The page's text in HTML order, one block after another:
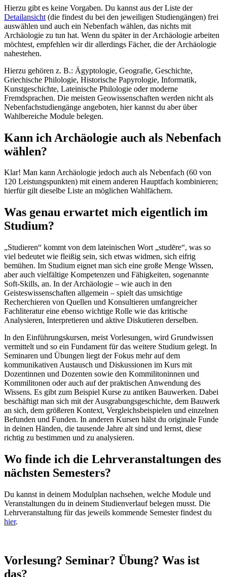
Hierzu gibt es keine Vorgaben. Du kannst aus der Liste der
Detailansicht (die findest du bei den jeweiligen Studiengängen) frei
auswählen und auch ein Nebenfach wählen, das nichts mit
Archäologie zu tun hat. Wenn du später in der Archäologie arbeiten
möchtest, empfehlen wir dir allerdings Fächer, die der Archäologie
nahestehen.
Hierzu gehören z. B.: Ägyptologie, Geografie, Geschichte,
Griechische Philologie, Historische Papyrologie, Informatik,
Kunstgeschichte, Lateinische Philologie oder moderne
Fremdsprachen. Die meisten Geowissenschaften werden nicht als
Nebenfachstudiengänge angeboten, hier kannst du aber über
Wahlbereiche Module belegen.
Kann ich Archäologie auch als Nebenfach
wählen?
Klar! Man kann Archäologie jedoch auch als Nebenfach (60 von
120 Leistungspunkten) mit einem anderen Hauptfach kombinieren;
hierfür gilt dieselbe Liste an möglichen Wahlfächern.
Was genau erwartet mich eigentlich im
Studium?
„Studieren“ kommt von dem lateinischen Wort „studēre“, was so
viel bedeutet wie fleißig sein, sich etwas widmen, sich eifrig
bemühen. Im Studium eignet man sich eine große Menge Wissen,
aber auch vielfältige Kompetenzen und Fähigkeiten, sogenannte
Soft-Skills, an. In der Archäologie – wie auch in den
Geisteswissenschaften allgemein – spielt das umsichtige
Recherchieren von Quellen und Konsultieren umfangreicher
Fachliteratur eine ebenso wichtige Rolle wie das kritische
Analysieren, Interpretieren und aktive Diskutieren derselben.
In den Einführungskursen, meist Vorlesungen, wird Grundwissen
vermittelt und so ein Fundament für das weitere Studium gelegt. In
Seminaren und Übungen liegt der Fokus mehr auf dem
kommunikativen Austausch und Diskussionen im Kurs mit
Dozentinnen und Dozenten sowie den Kommilitoninnen und
Kommilitonen oder auch auf der praktischen Anwendung des
Wissens. Es gibt zum Beispiel Kurse zu antiken Bauwerken. Dabei
beschäftigt man sich mit der Ausgrabungsgeschichte, dem Bauwerk
an sich, dem größeren Kontext, Vergleichsbeispielen und einzelnen
Befunden und Funden. In anderen Kursen hälst du originale Funde
in deinen Händen, die tausende Jahre alt sind und lernst, diese
richtig zu bestimmen und zu analysieren.
Wo finde ich die Lehrveranstaltungen des
nächsten Semesters?
Du kannst in deinem Modulplan nachsehen, welche Module und
Veranstaltungen du in deinem Studienverlauf belegen musst. Die
Lehrveranstaltung für das jeweils kommende Semester findest du
hier.
Vorlesung? Seminar? Übung? Was ist
das?